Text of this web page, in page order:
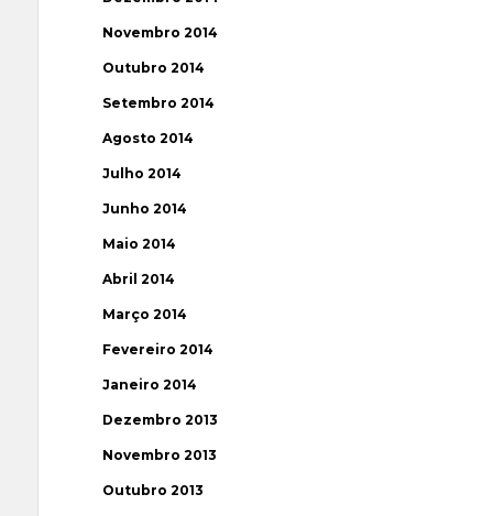
Novembro 2014
Outubro 2014
Setembro 2014
Agosto 2014
Julho 2014
Junho 2014
Maio 2014
Abril 2014
Março 2014
Fevereiro 2014
Janeiro 2014
Dezembro 2013
Novembro 2013
Outubro 2013